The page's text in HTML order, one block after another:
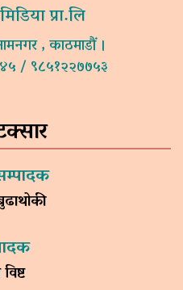
प्रा.लि
, काठमाडौं ।
/ ९८५१२२७७५३